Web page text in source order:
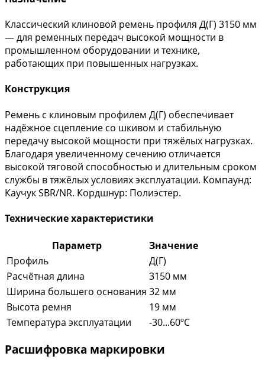
Классический клиновой ремень профиля Д(Г) 3150 мм
— для ременных передач высокой мощности в
промышленном оборудовании и технике,
работающих при повышенных нагрузках.
Конструкция
Ремень с клиновым профилем Д(Г) обеспечивает
надёжное сцепление со шкивом и стабильную
передачу высокой мощности при тяжёлых нагрузках.
Благодаря увеличенному сечению отличается
высокой тяговой способностью и длительным сроком
службы в тяжёлых условиях эксплуатации. Компаунд:
Каучук SBR/NR. Кордшнур: Полиэстер.
Технические характеристики
Параметр
Значение
Профиль
Д(Г)
Расчётная длина
3150 мм
Ширина большего основания 32 мм
Высота ремня
19 мм
Температура эксплуатации
-30...60ºC
Расшифровка маркировки